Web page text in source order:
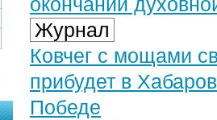
Журнал
Ковчег с мощами
прибудет в
Победе